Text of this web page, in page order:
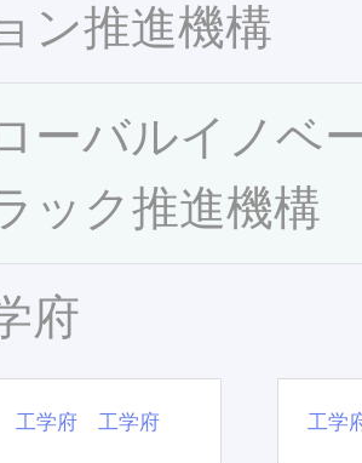
ン推進機構
ーバルイノベ
ック推進機構
府
工学府 工学府 工学